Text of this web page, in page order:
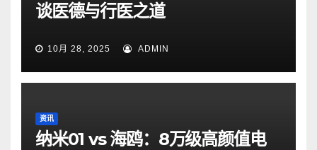
谈医德与行医之道
10月 28, 2025 ADMIN
资讯
纳米01 vs 海鸥：8万级高颜值电